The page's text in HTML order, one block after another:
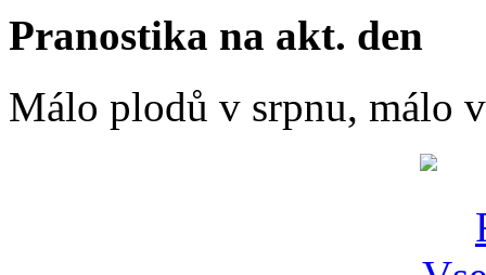
Pranostika na akt. den
Málo plodů v srpnu, málo